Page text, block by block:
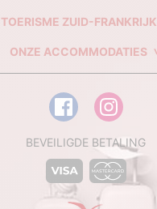
TOERISME ZUID-FRANKRIJK
ONZE ACCOMMODATIES
BEVEILIGDE BETALING